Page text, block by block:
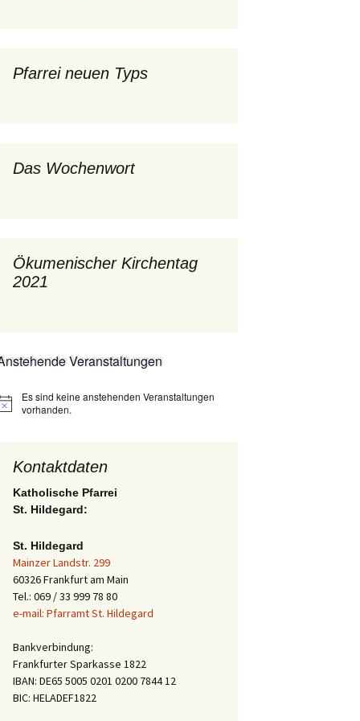
Wochenwort
Pfarrei neuen Typs
Das Wochenwort
Ökumenischer Kirchentag
2021
Veranstaltungen
Es sind keine anstehenden Veranstaltungen
vorhanden.
Kontaktdaten
Katholische Pfarrei
St. Hildegard:
St. Hildegard
Mainzer Landstr. 299
60326 Frankfurt am Main
Tel.: 069 / 33 999 78 80
e-mail: Pfarramt St. Hildegard
Bankverbindung:
Frankfurter Sparkasse 1822
IBAN: DE65 5005 0201 0200 7844 12
BIC: HELADEF1822